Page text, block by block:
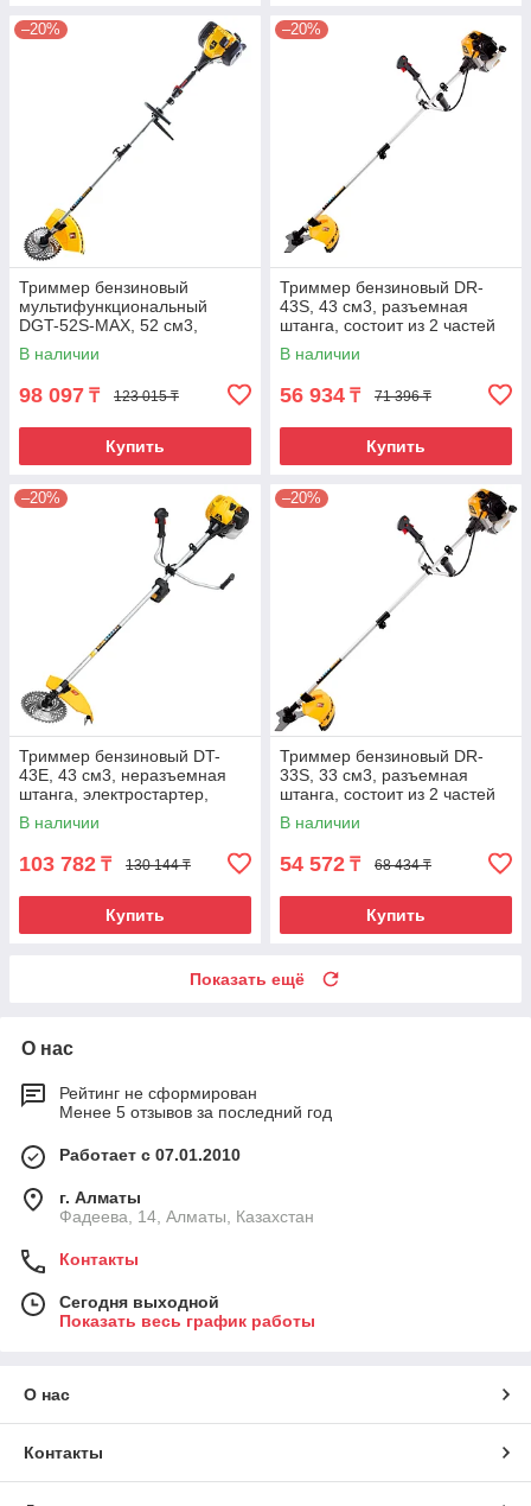
–20%
Триммер бензиновый
мультифункциональный
DGT-52S-MAX, 52 см3,
разъёмная штанга Denzel
В наличии
98 097 ₸ 123 015 ₸
Купить
–20%
Триммер бензиновый DR-
43S, 43 см3, разъемная
штанга, состоит из 2 частей
Denzel
В наличии
56 934 ₸ 71 396 ₸
Купить
–20%
Триммер бензиновый DT-
43E, 43 см3, неразъемная
штанга, электростартер,
состоит из 2 частей Denzel
В наличии
103 782 ₸ 130 144 ₸
Купить
–20%
Триммер бензиновый DR-
33S, 33 см3, разъемная
штанга, состоит из 2 частей
Denzel
В наличии
54 572 ₸ 68 434 ₸
Купить
Показать ещё
О нас
Рейтинг не сформирован
Менее 5 отзывов за последний год
Работает с 07.01.2010
г. Алматы
Фадеева, 14, Алматы, Казахстан
Контакты
Сегодня выходной
Показать весь график работы
О нас
Контакты